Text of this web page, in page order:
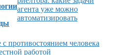
агента уже можно
автоматизировать
противостоянием человека
работой